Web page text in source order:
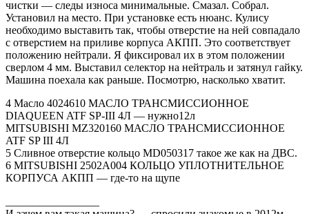
чистки — следы износа минимальные. Смазал. Собрал.
Установил на место. При установке есть нюанс. Кулису
необходимо выставить так, чтобы отверстие на ней совпадало
с отверстием на приливе корпуса АКПП. Это соответствует
положению нейтрали. Я фиксировал их в этом положении
сверлом 4 мм. Выставил селектор на нейтраль и затянул гайку.
Машина поехала как раньше. Посмотрю, насколько хватит.
4 Масло 4024610 МАСЛО ТРАНСМИССИОННОЕ
DIAQUEEN ATF SP-III 4Л — нужно12л
MITSUBISHI MZ320160 МАСЛО ТРАНСМИССИОННОЕ
ATF SP III 4Л
5 Сливное отверстие кольцо MD050317 такое же как на ДВС.
6 MITSUBISHI 2502A004 КОЛЬЦО УПЛОТНИТЕЛЬНОЕ
КОРПУСА АКПП — где-то на щупе